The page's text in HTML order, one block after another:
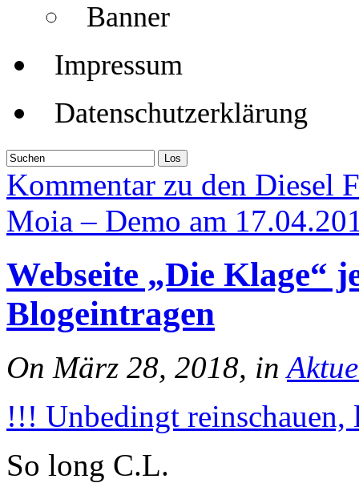
Banner
Impressum
Datenschutzerklärung
Kommentar zu den Diesel
Moia – Demo am
Webseite „Die Klage“
Blogeintragen
On März 28, 2018, in
!!! Unbedingt reinschauen,
So long C.L.